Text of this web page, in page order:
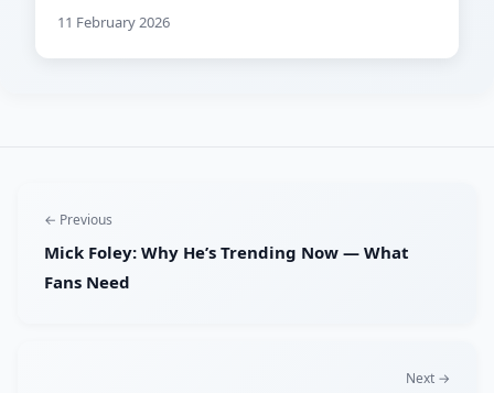
11 February 2026
← Previous
Mick Foley: Why He’s Trending Now — What
Fans Need
Next →